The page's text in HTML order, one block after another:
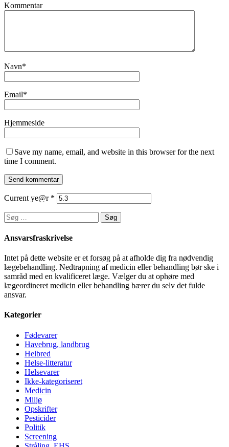
Kommentar
Navn*
Email*
Hjemmeside
Save my name, email, and website in this browser for the next
time I comment.
Current ye@r *
Søg
efter:
Ansvarsfraskrivelse
Intet på dette website er et forsøg på at afholde dig fra nødvendig
lægebehandling. Nedtrapning af medicin eller behandling bør ske i
samråd med en kvalificeret læge. Vælger du at ophøre med
lægeordineret medicin eller behandling bærer du selv det fulde
ansvar.
Kategorier
Fødevarer
Havebrug, landbrug
Helbred
Helse-litteratur
Helsevarer
Ikke-kategoriseret
Medicin
Miljø
Opskrifter
Pesticider
Politik
Screening